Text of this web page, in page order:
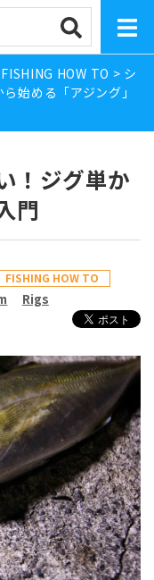
FISHING HOW TO > シ
始める「アジング」
！ジグ単か
門
FISHING HOW TO
Rigs